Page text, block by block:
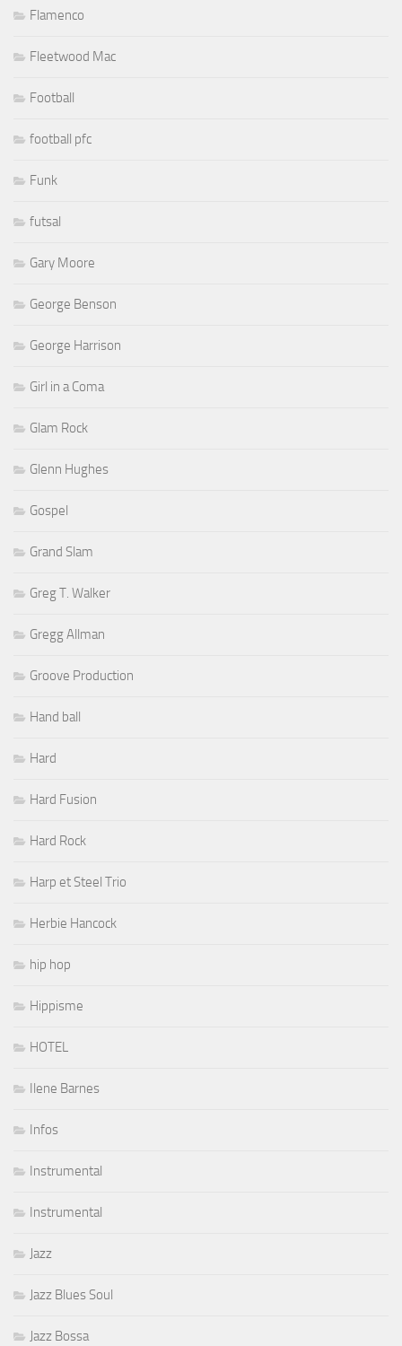
Flamenco
Fleetwood Mac
Football
football pfc
Funk
futsal
Gary Moore
George Benson
George Harrison
Girl in a Coma
Glam Rock
Glenn Hughes
Gospel
Grand Slam
Greg T. Walker
Gregg Allman
Groove Production
Hand ball
Hard
Hard Fusion
Hard Rock
Harp et Steel Trio
Herbie Hancock
hip hop
Hippisme
HOTEL
Ilene Barnes
Infos
Instrumental
Instrumental
Jazz
Jazz Blues Soul
Jazz Bossa